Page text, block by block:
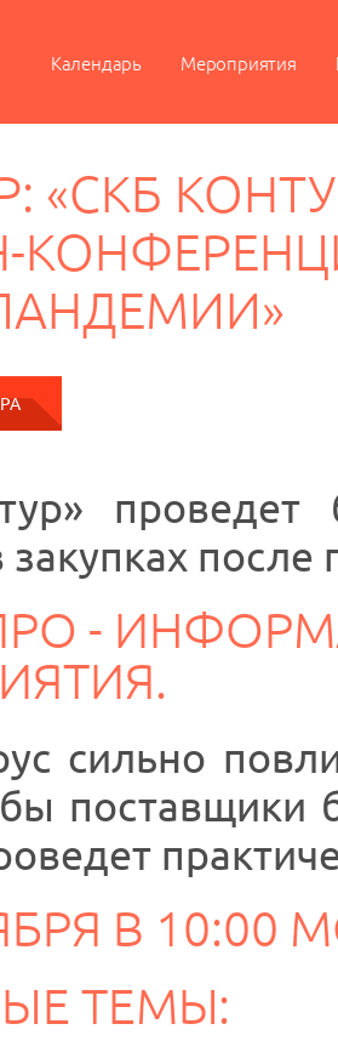
Календарь Мероприятия
«СКБ
проведет
закупках
-
сильно
поставщики
В 10:00
ТЕМЫ: